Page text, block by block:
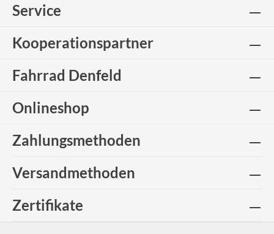
Service
Kooperationspartner
Fahrrad Denfeld
Onlineshop
Zahlungsmethoden
Versandmethoden
Zertifikate